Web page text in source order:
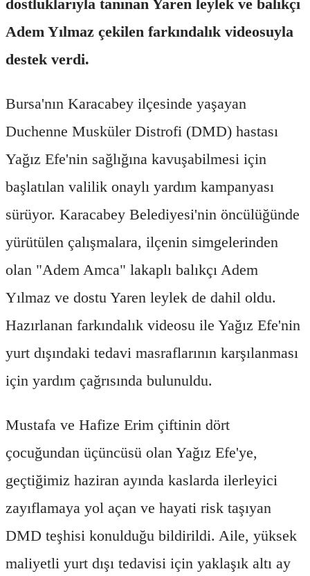
dostluklarıyla tanınan Yaren leylek ve balıkçı
Adem Yılmaz çekilen farkındalık videosuyla
destek verdi.
Bursa'nın Karacabey ilçesinde yaşayan
Duchenne Musküler Distrofi (DMD) hastası
Yağız Efe'nin sağlığına kavuşabilmesi için
başlatılan valilik onaylı yardım kampanyası
sürüyor. Karacabey Belediyesi'nin öncülüğünde
yürütülen çalışmalara, ilçenin simgelerinden
olan "Adem Amca" lakaplı balıkçı Adem
Yılmaz ve dostu Yaren leylek de dahil oldu.
Hazırlanan farkındalık videosu ile Yağız Efe'nin
yurt dışındaki tedavi masraflarının karşılanması
için yardım çağrısında bulunuldu.
Mustafa ve Hafize Erim çiftinin dört
çocuğundan üçüncüsü olan Yağız Efe'ye,
geçtiğimiz haziran ayında kaslarda ilerleyici
zayıflamaya yol açan ve hayati risk taşıyan
DMD teşhisi konulduğu bildirildi. Aile, yüksek
maliyetli yurt dışı tedavisi için yaklaşık altı ay